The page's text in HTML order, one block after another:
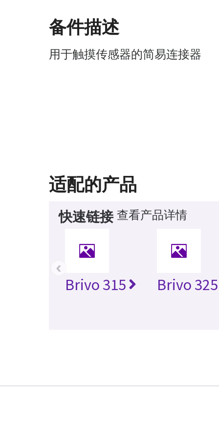
备件描述
用于触摸传感器的简易连接器
适配的产品
快速链接 查看产品详情
Brivo 315 Brivo 325
‹